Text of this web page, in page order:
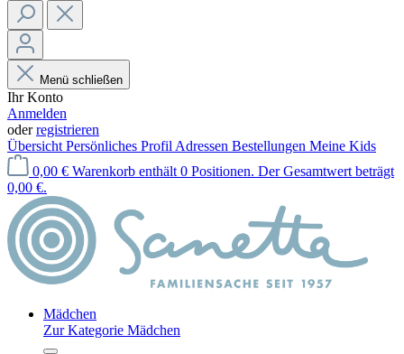
Menü schließen
Ihr Konto
Anmelden
oderregistrieren
Übersicht Persönliches Profil Adressen Bestellungen Meine Kids
0,00 € Warenkorb enthält 0 Positionen. Der Gesamtwert beträgt
0,00 €.
Mädchen
Zur Kategorie Mädchen